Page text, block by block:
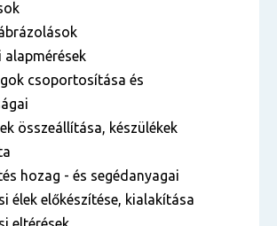
alapmérések
csoportosítása és
összeállítása, készülékek
hozag - és segédanyagai
élek előkészítése, kialakítása